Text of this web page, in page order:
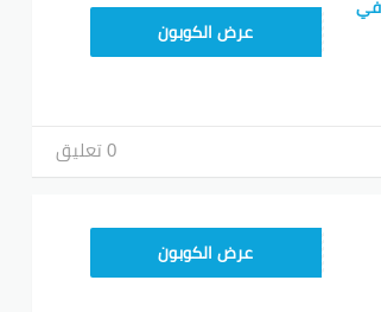
في
TEM34عرض الكوبون
0 تعليق
TEM34عرض الكوبون